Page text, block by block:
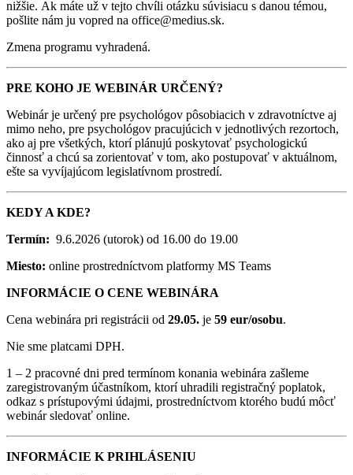
nižšie. Ak máte už v tejto chvíli otázku súvisiacu s danou témou,
pošlite nám ju vopred na office@medius.sk.
Zmena programu vyhradená.
PRE KOHO JE WEBINÁR URČENÝ?
Webinárje určený pre psychológov pôsobiacich v zdravotníctve aj
mimo neho, pre psychológov pracujúcich v jednotlivých rezortoch,
ako aj pre všetkých, ktorí plánujú poskytovať psychologickú
činnosť a chcú sa zorientovať v tom, ako postupovať v aktuálnom,
ešte sa vyvíjajúcom legislatívnom prostredí.
KEDY A KDE?
Termín: 9.6.2026 (utorok) od 16.00 do 19.00
Miesto: online prostredníctvom platformy MS Teams
INFORMÁCIE O CENE WEBINÁRA
Cena webinára pri registrácii od 29.05. je 59 eur/osobu.
Nie sme platcami DPH.
1 – 2 pracovné dni pred termínom konania webinára zašleme
zaregistrovaným účastníkom, ktorí uhradili registračný poplatok,
odkaz s prístupovými údajmi, prostredníctvom ktorého budú môcť
webinár sledovať online.
INFORMÁCIE K PRIHLÁSENIU